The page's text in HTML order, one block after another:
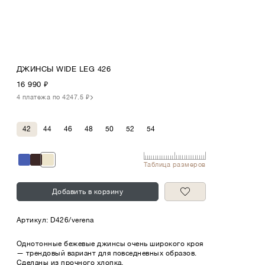
ДЖИНСЫ WIDE LEG 426
16 990₽
4 платежа по 4247.5 ₽
42 44 46 48 50 52 54
Таблица размеров
Добавить в корзину
Артикул: D426/verena
Однотонные бежевые джинсы очень широкого кроя
— трендовый вариант для повседневных образов.
Сделаны из прочного хлопка.